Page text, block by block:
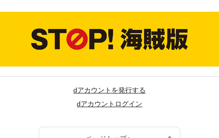
dアカウントを発行する
dアカウントログイン